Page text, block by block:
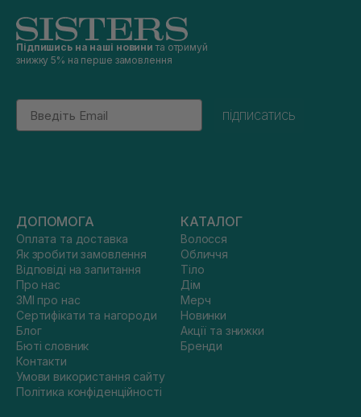
Підпишись на наші новини та отримуй
знижку 5% на перше замовлення
Email
підписатись
ДОПОМОГА
Оплата та доставка
Як зробити замовлення
Відповіді на запитання
Про нас
ЗМІ про нас
Сертифікати та нагороди
Блог
Бюті словник
Контакти
Умови використання сайту
Політика конфіденційності
КАТАЛОГ
Волосся
Обличчя
Тіло
Дім
Мерч
Новинки
Акції та знижки
Бренди